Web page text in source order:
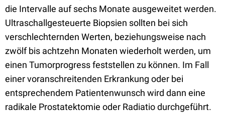
die Intervalle auf sechs Monate ausgeweitet werden.
Ultraschallgesteuerte Biopsien sollten bei sich
verschlechternden Werten, beziehungsweise nach
zwölf bis achtzehn Monaten wiederholt werden, um
einen Tumorprogress feststellen zu können. Im Fall
einer voranschreitenden Erkrankung oder bei
entsprechendem Patientenwunsch wird dann eine
radikale Prostatektomie oder Radiatio durchgeführt.